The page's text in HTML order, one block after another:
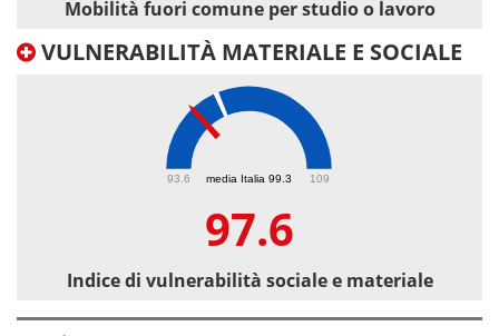
Mobilità fuori comune per studio o lavoro
VULNERABILITÀ MATERIALE E SOCIALE
media Italia 99.3
93.6 109
97.6
Indice di vulnerabilità sociale e materiale